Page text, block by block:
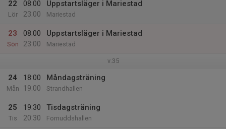
22
Lör
08:00
23:00
Uppstartsläger i Mariestad
Mariestad
23
Sön
08:00
23:00
Uppstartsläger i Mariestad
Mariestad
v.35
24
Mån
18:00
19:00
Måndagsträning
Strandhallen
25
Tis
19:30
20:30
Tisdagsträning
Fornuddshallen